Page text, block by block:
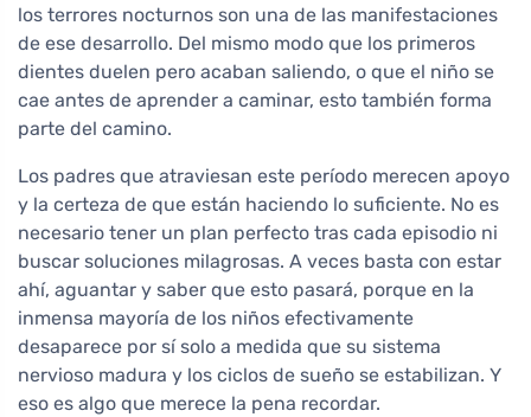
los terrores nocturnos son una de las manifestaciones
de ese desarrollo. Del mismo modo que los primeros
dientes duelen pero acaban saliendo, o que el niño se
cae antes de aprender a caminar, esto también forma
parte del camino.
Los padres que atraviesan este período merecen apoyo
y la certeza de que están haciendo lo suficiente. No es
necesario tener un plan perfecto tras cada episodio ni
buscar soluciones milagrosas. A veces basta con estar
ahí, aguantar y saber que esto pasará, porque en la
inmensa mayoría de los niños efectivamente
desaparece por sí solo a medida que su sistema
nervioso madura y los ciclos de sueño se estabilizan. Y
eso es algo que merece la pena recordar.